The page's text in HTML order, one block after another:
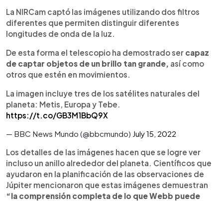
La NIRCam captó las imágenes utilizando dos filtros
diferentes que permiten distinguir diferentes
longitudes de onda de la luz.
De esta forma el telescopio ha demostrado ser capaz
de captar objetos de un brillo tan grande, así como
otros que estén en movimientos.
La imagen incluye tres de los satélites naturales del
planeta: Metis, Europa y Tebe.
https://t.co/GB3M1BbQ9X
— BBC News Mundo (@bbcmundo) July 15, 2022
Los detalles de las imágenes hacen que se logre ver
incluso un anillo alrededor del planeta. Científicos que
ayudaron en la planificación de las observaciones de
Júpiter mencionaron que estas imágenes demuestran
“la comprensión completa de lo que Webb puede